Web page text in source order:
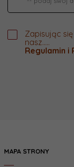
Zapisując
nasz.....
Regulamin i
MAPA STRONY